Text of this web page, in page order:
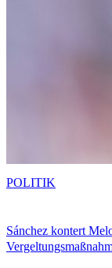
Sánchez kontert
POLITIK